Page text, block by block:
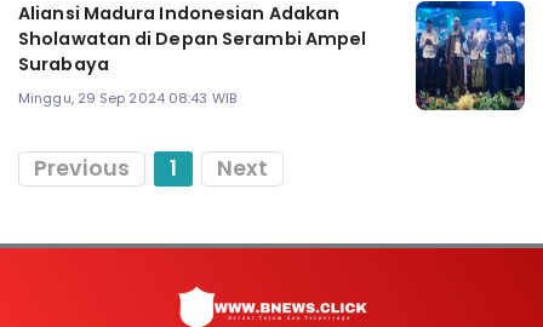
Aliansi Madura Indonesian Adakan
Sholawatan di Depan Serambi Ampel
Surabaya
Minggu, 29 Sep 2024 08:43 WIB
Previous 1 Next